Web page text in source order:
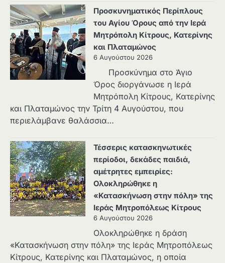
Προσκυνηματικός Περίπλους
του Αγίου Όρους από την Ιερά
Μητρόπολη Κίτρους, Κατερίνης
και Πλαταμώνος
6 Αυγούστου 2026
Προσκύνημα στο Άγιο
Όρος διοργάνωσε η Ιερά
Μητρόπολη Κίτρους, Κατερίνης
και Πλαταμώνος την Τρίτη 4 Αυγούστου, που
περιελάμβανε θαλάσσια…
Τέσσερις κατασκηνωτικές
περίοδοι, δεκάδες παιδιά,
αμέτρητες εμπειρίες:
Ολοκληρώθηκε η
«Κατασκήνωση στην πόλη» της
Ιεράς Μητροπόλεως Κίτρους
6 Αυγούστου 2026
Ολοκληρώθηκε η δράση
«Κατασκήνωση στην πόλη» της Ιεράς Μητροπόλεως
Κίτρους, Κατερίνης και Πλαταμώνος, η οποία